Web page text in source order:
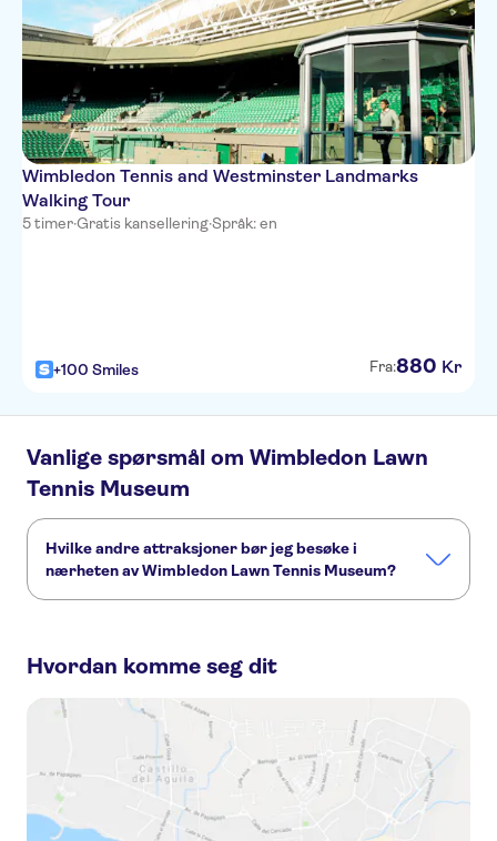
Wimbledon Tennis and Westminster Landmarks
Walking Tour
5 timer·Gratis kansellering·Språk: en
+100 Smiles Fra:880 Kr
Vanlige spørsmål om Wimbledon Lawn
Tennis Museum
Hvilke andre attraksjoner bør jeg besøke i
nærheten av Wimbledon Lawn Tennis Museum?
Harry Potter tours from London
The London Eye
London West End
Tower of London
Hvordan komme seg dit